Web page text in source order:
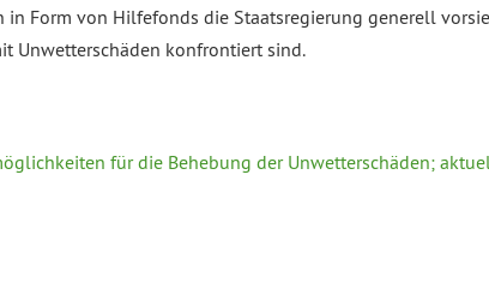
in Form von Hilfefonds die Staatsregierung generell
Unwetterschäden konfrontiert sind.
für die Behebung der Unwetterschäden;